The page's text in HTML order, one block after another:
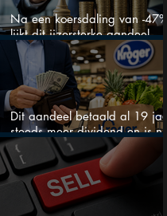
Na een koersdaling van -47%
lijkt dit ijzersterke aandeel
aantrekkelijker dan ooit
Dit aandeel betaald al 19 jaar
steeds meer dividend en is nu
goedkoop